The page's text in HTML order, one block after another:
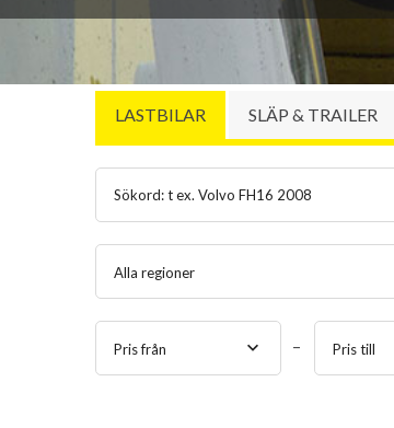
LASTBILAR SLÄP & TRAILER
Alla regioner
Pris från Pris till